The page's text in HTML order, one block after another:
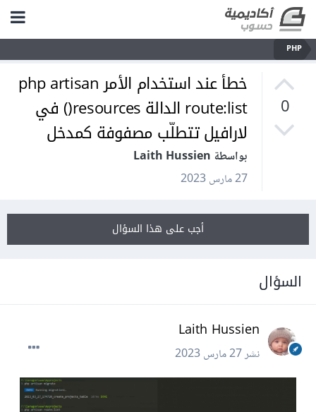
PHP
0
خطأ عند استخدام الأمر php artisan
route:list الدالة resources() في
لارافيل تتطلّب مصفوفة كمدخل
بواسطة Laith Hussien
27 مارس 2023
أجب على هذا السؤال
السؤال
Laith Hussien
نشر27 مارس 2023